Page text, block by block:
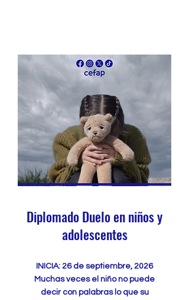
Diplomado Duelo en niños y
adolescentes
INICIA: 26 de septiembre, 2026
Muchas veces el niño no puede
decir con palabras lo que su